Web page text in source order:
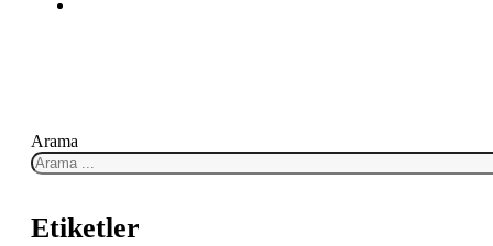
Arama
Etiketler